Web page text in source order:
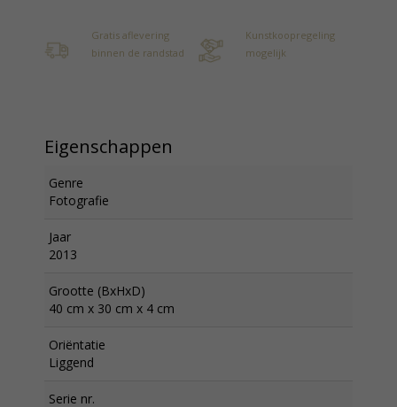
Gratis aflevering
binnen de randstad
Kunstkoopregeling
mogelijk
Eigenschappen
Genre
Fotografie
Jaar
2013
Grootte (BxHxD)
40 cm x 30 cm x 4 cm
Oriëntatie
Liggend
Serie nr.